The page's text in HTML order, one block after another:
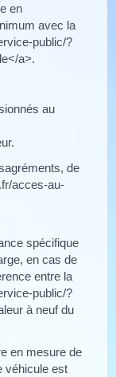
en
avec la
public/?
a>.
au
de
acces-au-
spécifique
en cas de
entre la
public/?
à neuf du
en mesure de
véhicule est